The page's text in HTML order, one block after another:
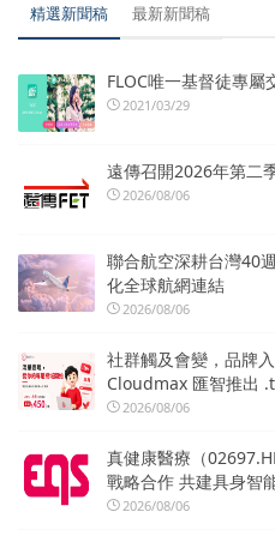
精選新聞稿 最新新聞稿
FLOC唯一基督徒專屬
2021/03/29
遠傳召開2026年第二
2026/08/06
聯合航空深耕台灣40
化全球航網連結
2026/08/06
社群觸及會變，品牌
Cloudmax 匯智推出
2026/08/06
真健康醫療（
戰略合作 共建具身智
2026/08/06